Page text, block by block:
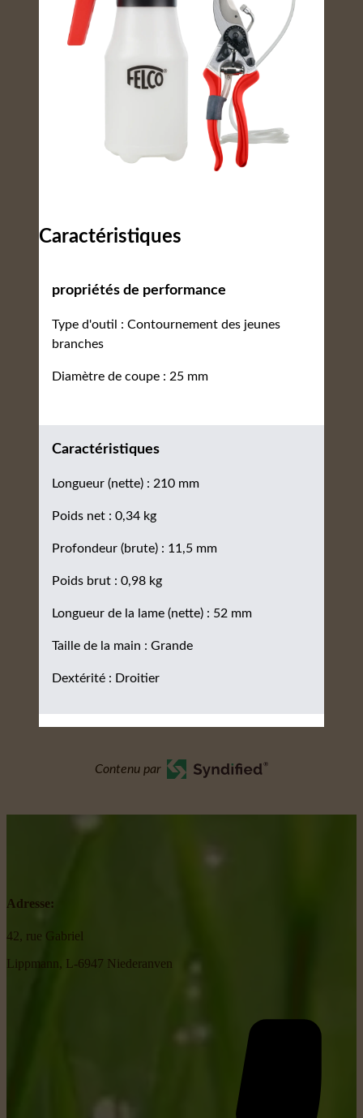
Caractéristiques
propriétés de performance
Type d'outil : Contournement des jeunes
branches
Diamètre de coupe : 25 mm
Caractéristiques
Longueur (nette) : 210 mm
Poids net : 0,34 kg
Profondeur (brute) : 11,5 mm
Poids brut : 0,98 kg
Longueur de la lame (nette) : 52 mm
Taille de la main : Grande
Dextérité : Droitier
Contenu par
Adresse:
42, rue Gabriel
Lippmann, L-6947 Niederanven